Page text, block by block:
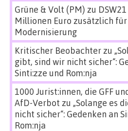
Grüne & Volt (PM) zu
Millionen Euro zusätzlich
Modernisierung
Kritischer Beobachterzu
gibt, sind wir nicht sicher“:
Sinti:zze und Rom:nja
1000 Jurist:innen, die GFF
AfD-Verbot zu „Solange es
nicht sicher“: Gedenken an
Rom:nja